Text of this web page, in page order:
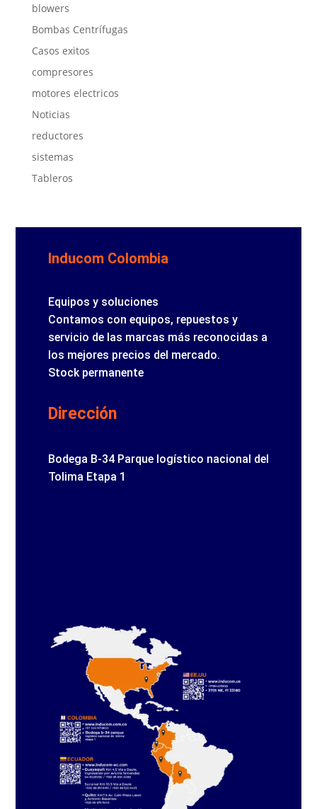
blowers
Bombas Centrífugas
Casos exitos
compresores
motores electricos
Noticias
reductores
sistemas
Tableros
Inducom Colombia
Equipos y soluciones
Contamos con equipos, repuestos y
servicio de las marcas más reconocidas a
los mejores precios del mercado.
Stock permanente
Dirección
Bodega B-34 Parque logístico nacional del
Tolima Etapa 1